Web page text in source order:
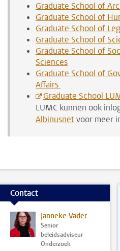
Graduate School of
Graduate School of
Graduate School of
Graduate School of
Graduate School of
Sciences
Graduate School of
Affairs
Graduate School
LUMC kunnen ook
Albinusnetvoor meer
Contact
Janneke Vader
Senior
beleidsadviseur
Onderzoek